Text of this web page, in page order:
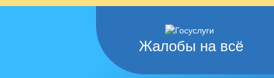
Жалобы на всё